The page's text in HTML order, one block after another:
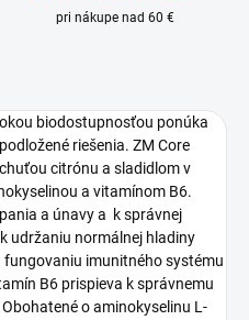
pri nákupe nad 60 €
biodostupnosťou ponúka
riešenia. ZM Core
citrónu a sladidlom v
a vitamínom B6.
a únavy a k správnej
udržaniu normálnej hladiny
imunitného systému
B6 prispieva k správnemu
o aminokyselinu L-